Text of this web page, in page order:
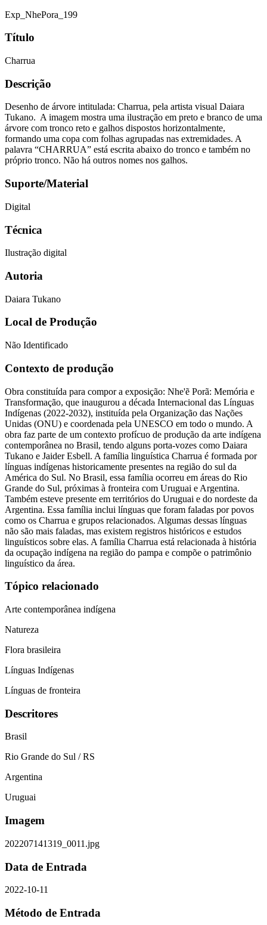
Exp_NhePora_199
Título
Charrua
Descrição
Desenho de árvore intitulada: Charrua, pela artista visual Daiara
Tukano. A imagem mostra uma ilustração em preto e branco de uma
árvore com tronco reto e galhos dispostos horizontalmente,
formando uma copa com folhas agrupadas nas extremidades. A
palavra “CHARRUA” está escrita abaixo do tronco e também no
próprio tronco. Não há outros nomes nos galhos.
Suporte/Material
Digital
Técnica
Ilustração digital
Autoria
Daiara Tukano
Local de Produção
Não Identificado
Contexto de produção
Obra constituída para compor a exposição: Nhe'ẽ Porã: Memória e
Transformação, que inaugurou a década Internacional das Línguas
Indígenas (2022-2032), instituída pela Organização das Nações
Unidas (ONU) e coordenada pela UNESCO em todo o mundo. A
obra faz parte de um contexto profícuo de produção da arte indígena
contemporânea no Brasil, tendo alguns porta-vozes como Daiara
Tukano e Jaider Esbell. A família linguística Charrua é formada por
línguas indígenas historicamente presentes na região do sul da
América do Sul. No Brasil, essa família ocorreu em áreas do Rio
Grande do Sul, próximas à fronteira com Uruguai e Argentina.
Também esteve presente em territórios do Uruguai e do nordeste da
Argentina. Essa família inclui línguas que foram faladas por povos
como os Charrua e grupos relacionados. Algumas dessas línguas
não são mais faladas, mas existem registros históricos e estudos
linguísticos sobre elas. A família Charrua está relacionada à história
da ocupação indígena na região do pampa e compõe o patrimônio
linguístico da área.
Tópico relacionado
Arte contemporânea indígena
Natureza
Flora brasileira
Línguas Indígenas
Línguas de fronteira
Descritores
Brasil
Rio Grande do Sul / RS
Argentina
Uruguai
Imagem
202207141319_0011.jpg
Data de Entrada
2022-10-11
Método de Entrada